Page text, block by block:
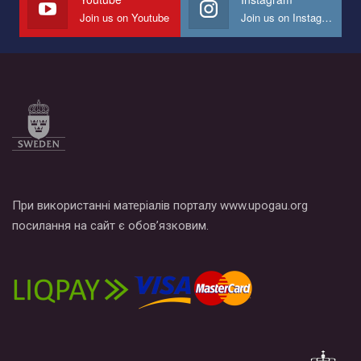
Все, что вам нужно сделать - это зайти на наш канал YouTube
по этой ссылке и поставить лайк под видео.
Join us on Youtube Join us on Instagram
При використанні матеріалів порталу www.upogau.org
посилання на сайт є обов’язковим.